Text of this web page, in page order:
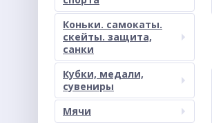
Коньки. самокаты.
скейты. защита,
санки
Кубки, медали,
сувениры
Мячи